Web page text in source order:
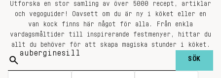
Utforska en stor samling av över 5000 recept, artiklar
och vegoguider! Oavsett om du är ny i köket eller en
van kock finns här något för alla. Från enkla
vardagsmåltider till inspirerande festmenyer, hittar du
allt du behöver för att skapa magiska stunder i köket.
Sök
på: